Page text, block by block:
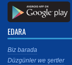
EDARA
Biz barada
Düzgünler we şertler